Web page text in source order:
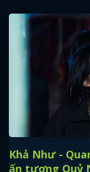
Khả Như -
ấn tượng Quỷ